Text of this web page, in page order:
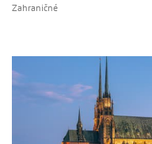
Zahraničné